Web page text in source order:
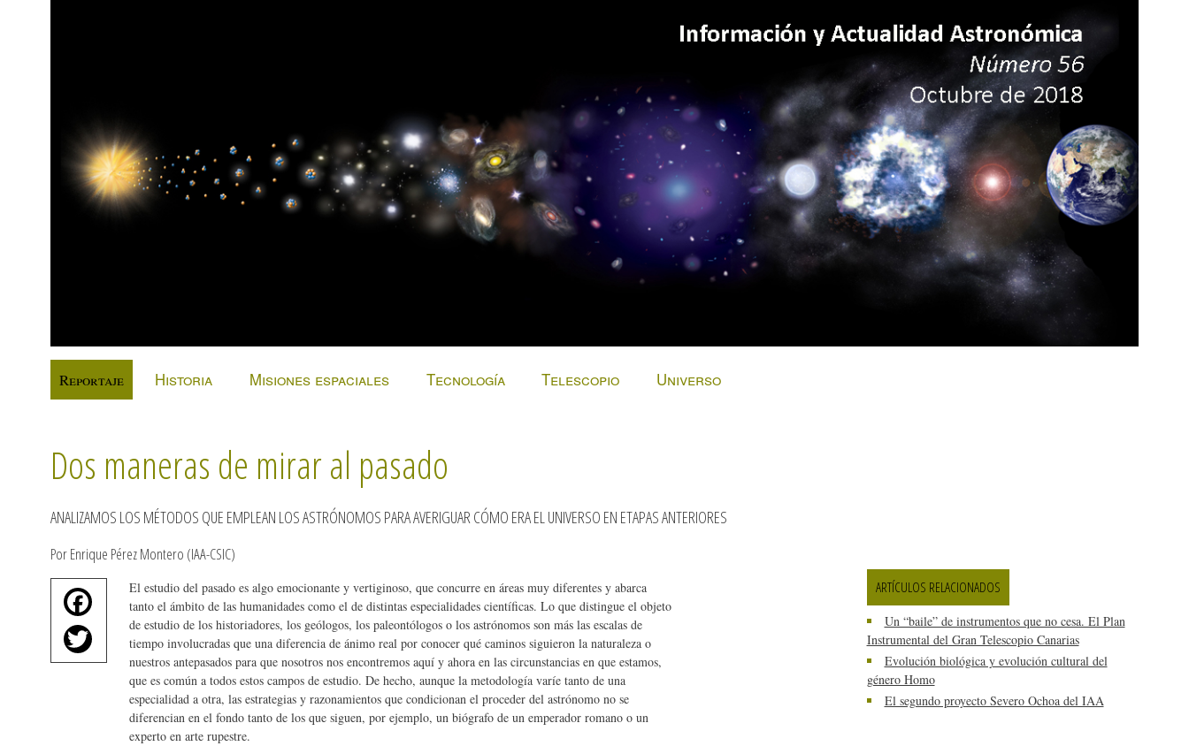
Reportaje Historia Misiones espaciales Tecnología Telescopio Universo
Dos maneras de mirar al pasado
ANALIZAMOS LOS MÉTODOS QUE EMPLEAN LOS ASTRÓNOMOS PARA AVERIGUAR CÓMO ERA EL UNIVERSO EN ETAPAS ANTERIORES
Por Enrique Pérez Montero (IAA-CSIC)
bo
wi
El estudio del pasado es algo emocionante y vertiginoso, que concurre en áreas muy diferentes y abarca
tanto el ámbito de las humanidades como el de distintas especialidades científicas. Lo que distingue el objeto
de estudio de los historiadores, los geólogos, los paleontólogos o los astrónomos son más las escalas de
tiempo involucradas que una diferencia de ánimo real por conocer qué caminos siguieron la naturaleza o
nuestros antepasados para que nosotros nos encontremos aquí y ahora en las circunstancias en que estamos,
que es común a todos estos campos de estudio. De hecho, aunque la metodología varíe tanto de una
especialidad a otra, las estrategias y razonamientos que condicionan el proceder del astrónomo no se
diferencian en el fondo tanto de los que siguen, por ejemplo, un biógrafo de un emperador romano o un
experto en arte rupestre.
ARTÍCULOS RELACIONADOS
Un “baile” de instrumentos que no cesa. El Plan
Instrumental del Gran Telescopio Canarias
Evolución biológica y evolución cultural del
género Homo
El segundo proyecto Severo Ochoa del IAA